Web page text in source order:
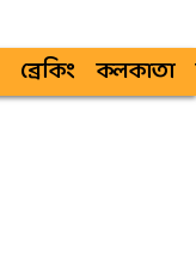
ব্রেকিং কলকাতা